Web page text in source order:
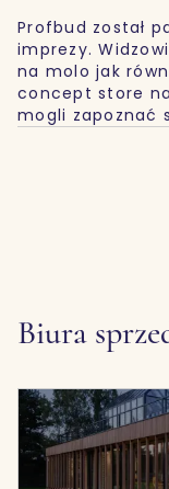
Profbud został
imprezy.
na molo jak
concept store na
mogli zapoznać
Biura